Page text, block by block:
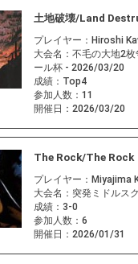
土地破壊/Land
プレイヤー： Hiroshi
大会名： 不毛の大地2枚
ール杯 - 2026/03/20
成績： Top4
参加人数： 11
開催日： 2026/03/20
The Rock/The Rock
プレイヤー： Miyajima
大会名： 突発ミドルス
成績： 3-0
参加人数： 6
開催日： 2026/01/31